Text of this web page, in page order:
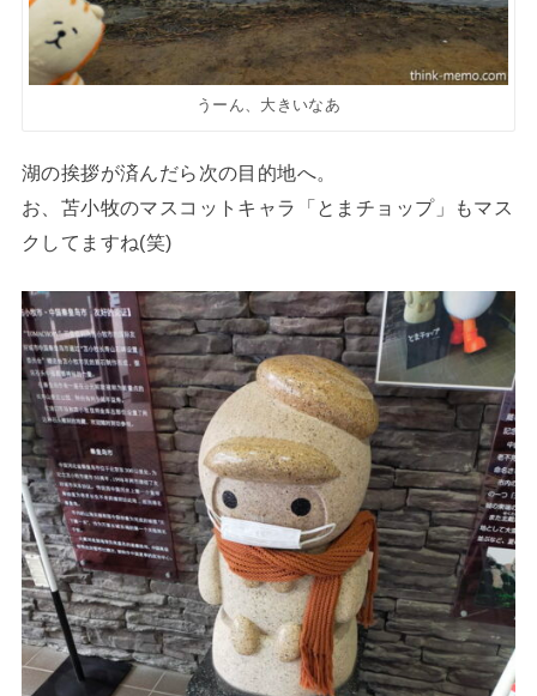
うーん、大きいなあ
湖の挨拶が済んだら次の目的地へ。
お、苫小牧のマスコットキャラ「とまチョップ」もマス
クしてますね(笑)